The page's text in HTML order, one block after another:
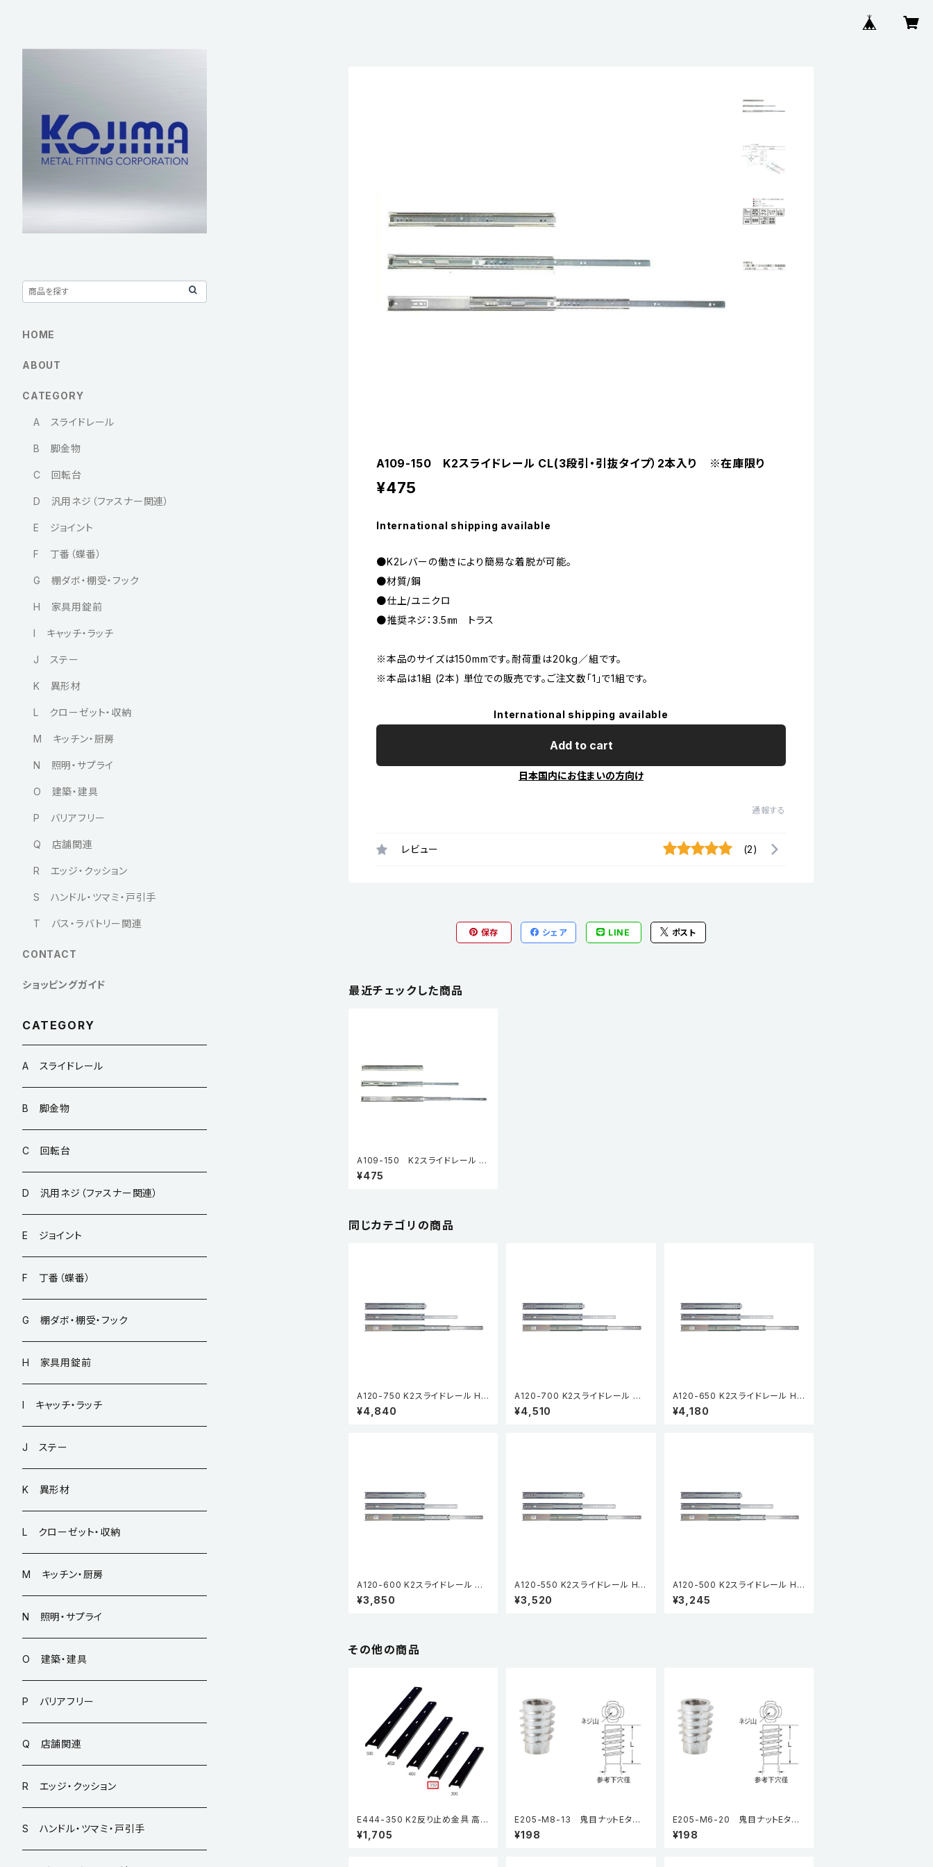
A109-150 K2スライドレール CL(3段引・引抜タイプ）2本入り ※在庫限り
¥475
International shipping available
●K2レバーの働きにより簡易な着脱が可能。
●材質/鋼
●仕上/ユニクロ
●推奨ネジ：3.5㎜ トラス
※本品のサイズは150mmです。耐荷重は20kg／組です。
※本品は1組 (2本) 単位での販売です。ご注文数「1」で1組です。
International shipping available
Add to cart
日本国内にお住まいの方向け
通報する
レビュー (2)
保存 シェア LINE ポスト
最近チェックした商品
A109-150 K2スライドレール C
L(3段引・引抜タイプ）2本入り ※
在庫限り
¥475
同じカテゴリの商品
A120-750 K2スライドレール HP
(3段引・引抜タイプ) (2本入)
¥4,840
A120-700 K2スライドレール HP
(3段引・引抜タイプ) (2本入)
¥4,510
A120-650 K2スライドレール HP
(3段引・引抜タイプ) (2本入)
¥4,180
A120-600 K2スライドレール HP
(3段引・引抜タイプ) (2本入)
¥3,850
A120-550 K2スライドレール HP
(3段引・引抜タイプ) (2本入)
¥3,520
A120-500 K2スライドレール HP
(3段引・引抜タイプ) (2本入)
¥3,245
その他の商品
E444-350 K2反り止め金具 高さ
13mm
¥1,705
E205-M8-13 鬼目ナットEタイ
プ（5個入り）
¥198
E205-M6-20 鬼目ナットEタイ
プ（5個入り）
¥198
HOME
ABOUT
CATEGORY
A スライドレール
B 脚金物
C 回転台
D 汎用ネジ（ファスナー関連）
E ジョイント
F 丁番（蝶番）
G 棚ダボ・棚受・フック
H 家具用錠前
I キャッチ・ラッチ
J ステー
K 異形材
L クローゼット・収納
M キッチン・厨房
N 照明・サプライ
O 建築・建具
P バリアフリー
Q 店舗関連
R エッジ・クッション
S ハンドル・ツマミ・戸引手
T バス・ラバトリー関連
CONTACT
ショッピングガイド
CATEGORY
A スライドレール
B 脚金物
C 回転台
D 汎用ネジ（ファスナー関連）
E ジョイント
F 丁番（蝶番）
G 棚ダボ・棚受・フック
H 家具用錠前
I キャッチ・ラッチ
J ステー
K 異形材
L クローゼット・収納
M キッチン・厨房
N 照明・サプライ
O 建築・建具
P バリアフリー
Q 店舗関連
R エッジ・クッション
S ハンドル・ツマミ・戸引手